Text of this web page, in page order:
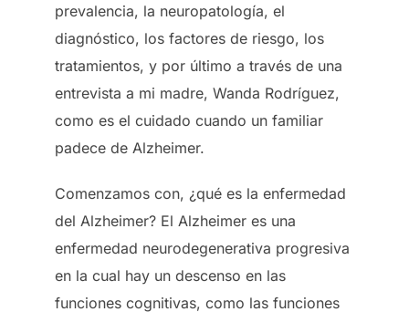
prevalencia, la neuropatología, el
diagnóstico, los factores de riesgo, los
tratamientos, y por último a través de una
entrevista a mi madre, Wanda Rodríguez,
como es el cuidado cuando un familiar
padece de Alzheimer.
Comenzamos con, ¿qué es la enfermedad
del Alzheimer? El Alzheimer es una
enfermedad neurodegenerativa progresiva
en la cual hay un descenso en las
funciones cognitivas, como las funciones